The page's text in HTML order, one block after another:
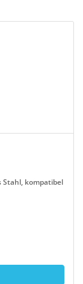
Stahl, kompatibel